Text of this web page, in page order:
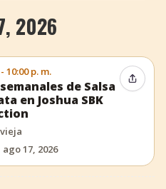
2026
10:00 p. m.
de Salsa
en Joshua SBK
17, 2026